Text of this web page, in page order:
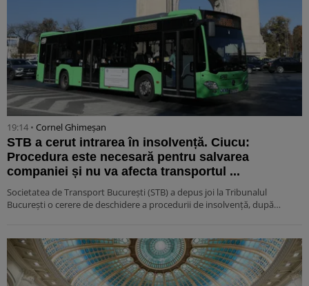
19:14 • Cornel Ghimeșan
STB a cerut intrarea în insolvență. Ciucu:
Procedura este necesară pentru salvarea
companiei și nu va afecta transportul ...
Societatea de Transport București (STB) a depus joi la Tribunalul
București o cerere de deschidere a procedurii de insolvență, după…